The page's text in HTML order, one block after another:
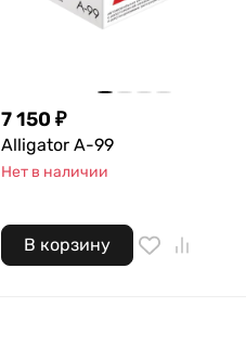
7 150 ₽
Alligator A-99
Нет в наличии
В корзину